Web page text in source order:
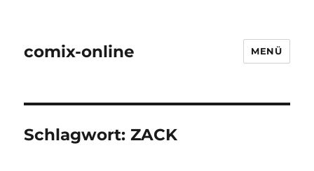
comix-online MENÜ
Schlagwort:ZACK